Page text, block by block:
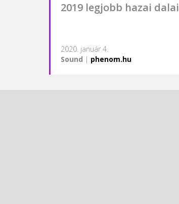
2019 legjobb hazai dalai
2020. január 4.
Sound | phenom.hu